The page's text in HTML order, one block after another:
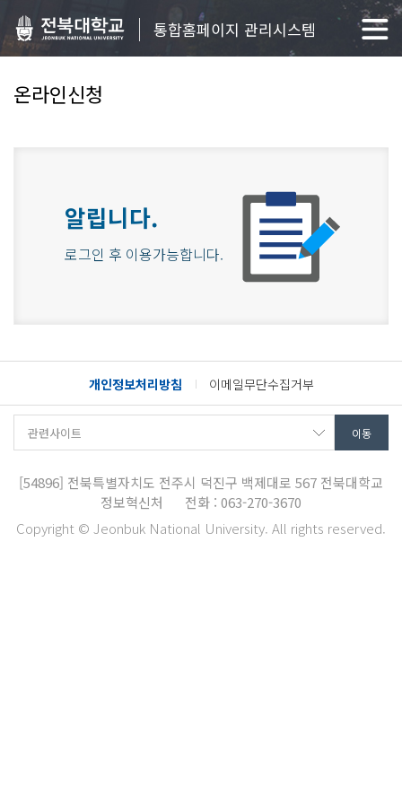
통합홈페이지 관리시스템
온라인신청
알립니다.
로그인 후 이용가능합니다.
개인정보처리방침 이메일무단수집거부
[54896] 전북특별자치도 전주시 덕진구 백제대로 567 전북대학교
정보혁신처
전화 : 063-270-3670
Copyright © Jeonbuk National University. All rights reserved.